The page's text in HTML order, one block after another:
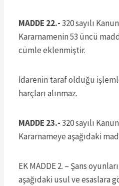
MADDE 22.-320 sayılı
Kararnamenin 53 üncü
cümle eklenmiştir.
İdarenin taraf olduğu
harçları alınmaz.
MADDE 23.-320 sayılı
Kararnameye aşağıdaki
EK MADDE 2. – Şans
aşağıdaki usul ve esaslara